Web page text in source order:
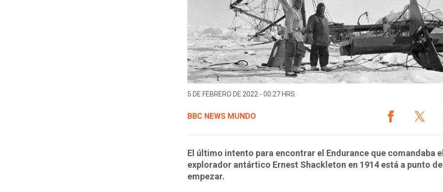
5 DE FEBRERO DE 2022 - 00:27 HRS.
BBC NEWS MUNDO
El último intento para encontrar el Endurance que comandaba el
explorador antártico Ernest Shackleton en 1914 está a punto de
empezar.